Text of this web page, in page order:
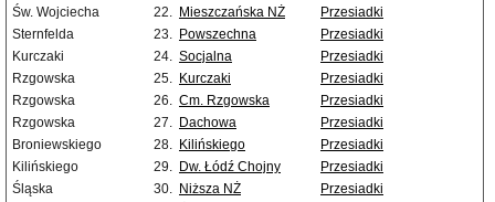
Św. Wojciecha
22. Mieszczańska NŻ
Przesiadki
Sternfelda
23. Powszechna
Przesiadki
Kurczaki
24. Socjalna
Przesiadki
Rzgowska
25. Kurczaki
Przesiadki
Rzgowska
26. Cm. Rzgowska
Przesiadki
Rzgowska
27. Dachowa
Przesiadki
Broniewskiego
28. Kilińskiego
Przesiadki
Kilińskiego
29. Dw. Łódź Chojny
Przesiadki
Śląska
30. Niższa NŻ
Przesiadki